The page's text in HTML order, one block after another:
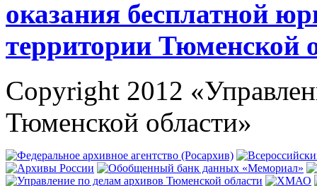
оказания бесплатной
территории Тюменской
Copyright 2012
Тюменской области»